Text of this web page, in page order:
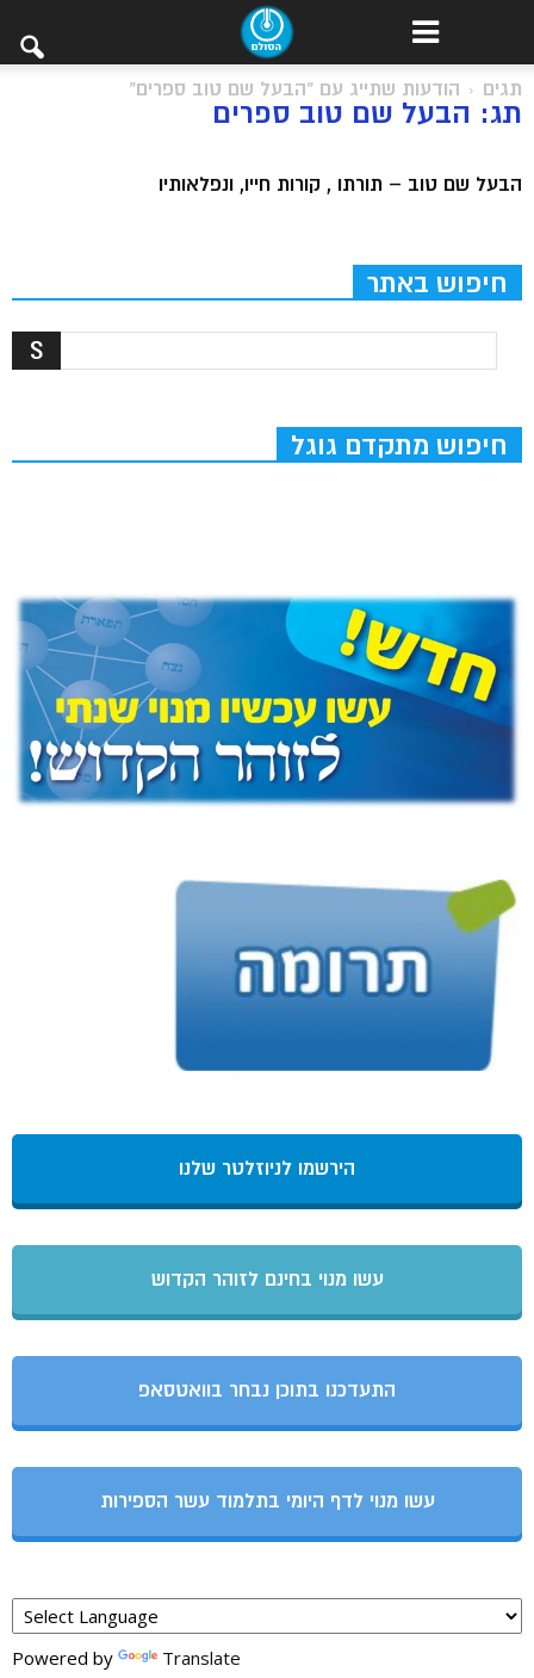
תגים הודעות שתייג עם "הבעל שם טוב ספרים"
תג: הבעל שם טוב ספרים
הבעל שם טוב – תורתו , קורות חייו, ונפלאותיו
חיפוש באתר
חיפוש מתקדם גוגל
הירשמו לניוזלטר שלנו
עשו מנוי בחינם לזוהר הקדוש
התעדכנו בתוכן נבחר בוואטסאפ
עשו מנוי לדף היומי בתלמוד עשר הספירות
Powered by Translate